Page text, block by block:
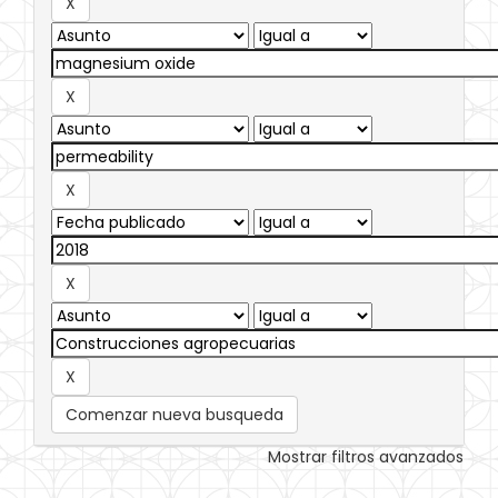
Comenzar nueva busqueda
Mostrar filtros avanzados